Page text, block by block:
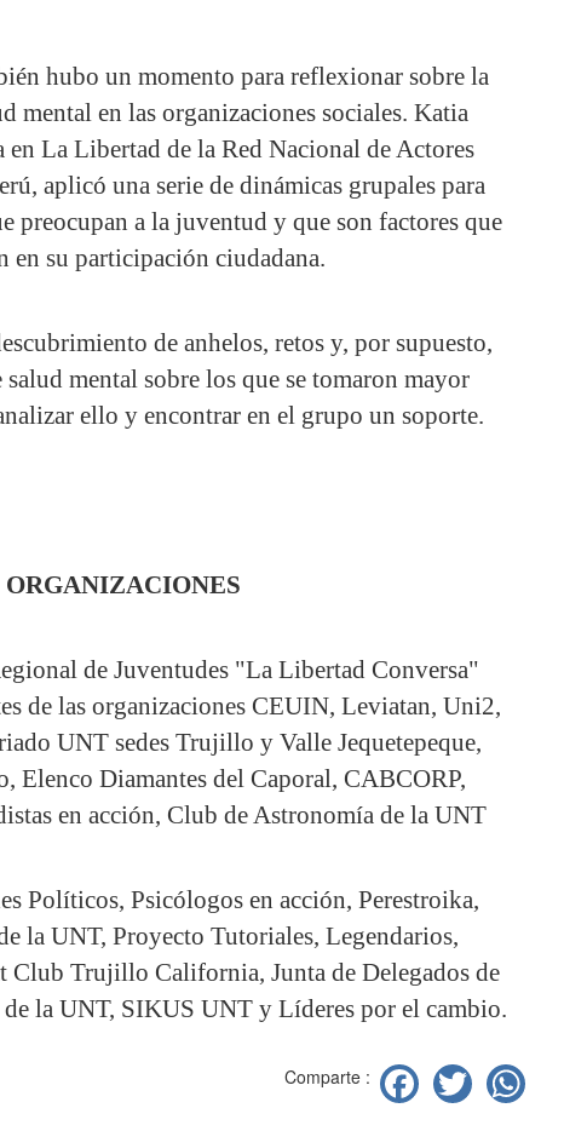
hubo un momento para reflexionar sobre la
mental en las organizaciones sociales. Katia
La Libertad de la Red Nacional de Actores
aplicó una serie de dinámicas grupales para
preocupan a la juventud y que son factores que
en su participación ciudadana.
de anhelos, retos y, por supuesto,
mental sobre los que se tomaron mayor
ello y encontrar en el grupo un soporte.
ORGANIZACIONES
de Juventudes "La Libertad Conversa"
de las organizaciones CEUIN, Leviatan, Uni2,
UNT sedes Trujillo y Valle Jequetepeque,
Elenco Diamantes del Caporal, CABCORP,
en acción, Club de Astronomía de la UNT
Políticos, Psicólogos en acción, Perestroika,
la UNT, Proyecto Tutoriales, Legendarios,
Club Trujillo California, Junta de Delegados de
la UNT, SIKUS UNT y Líderes por el cambio.
Comparte : Facebook
Twitter